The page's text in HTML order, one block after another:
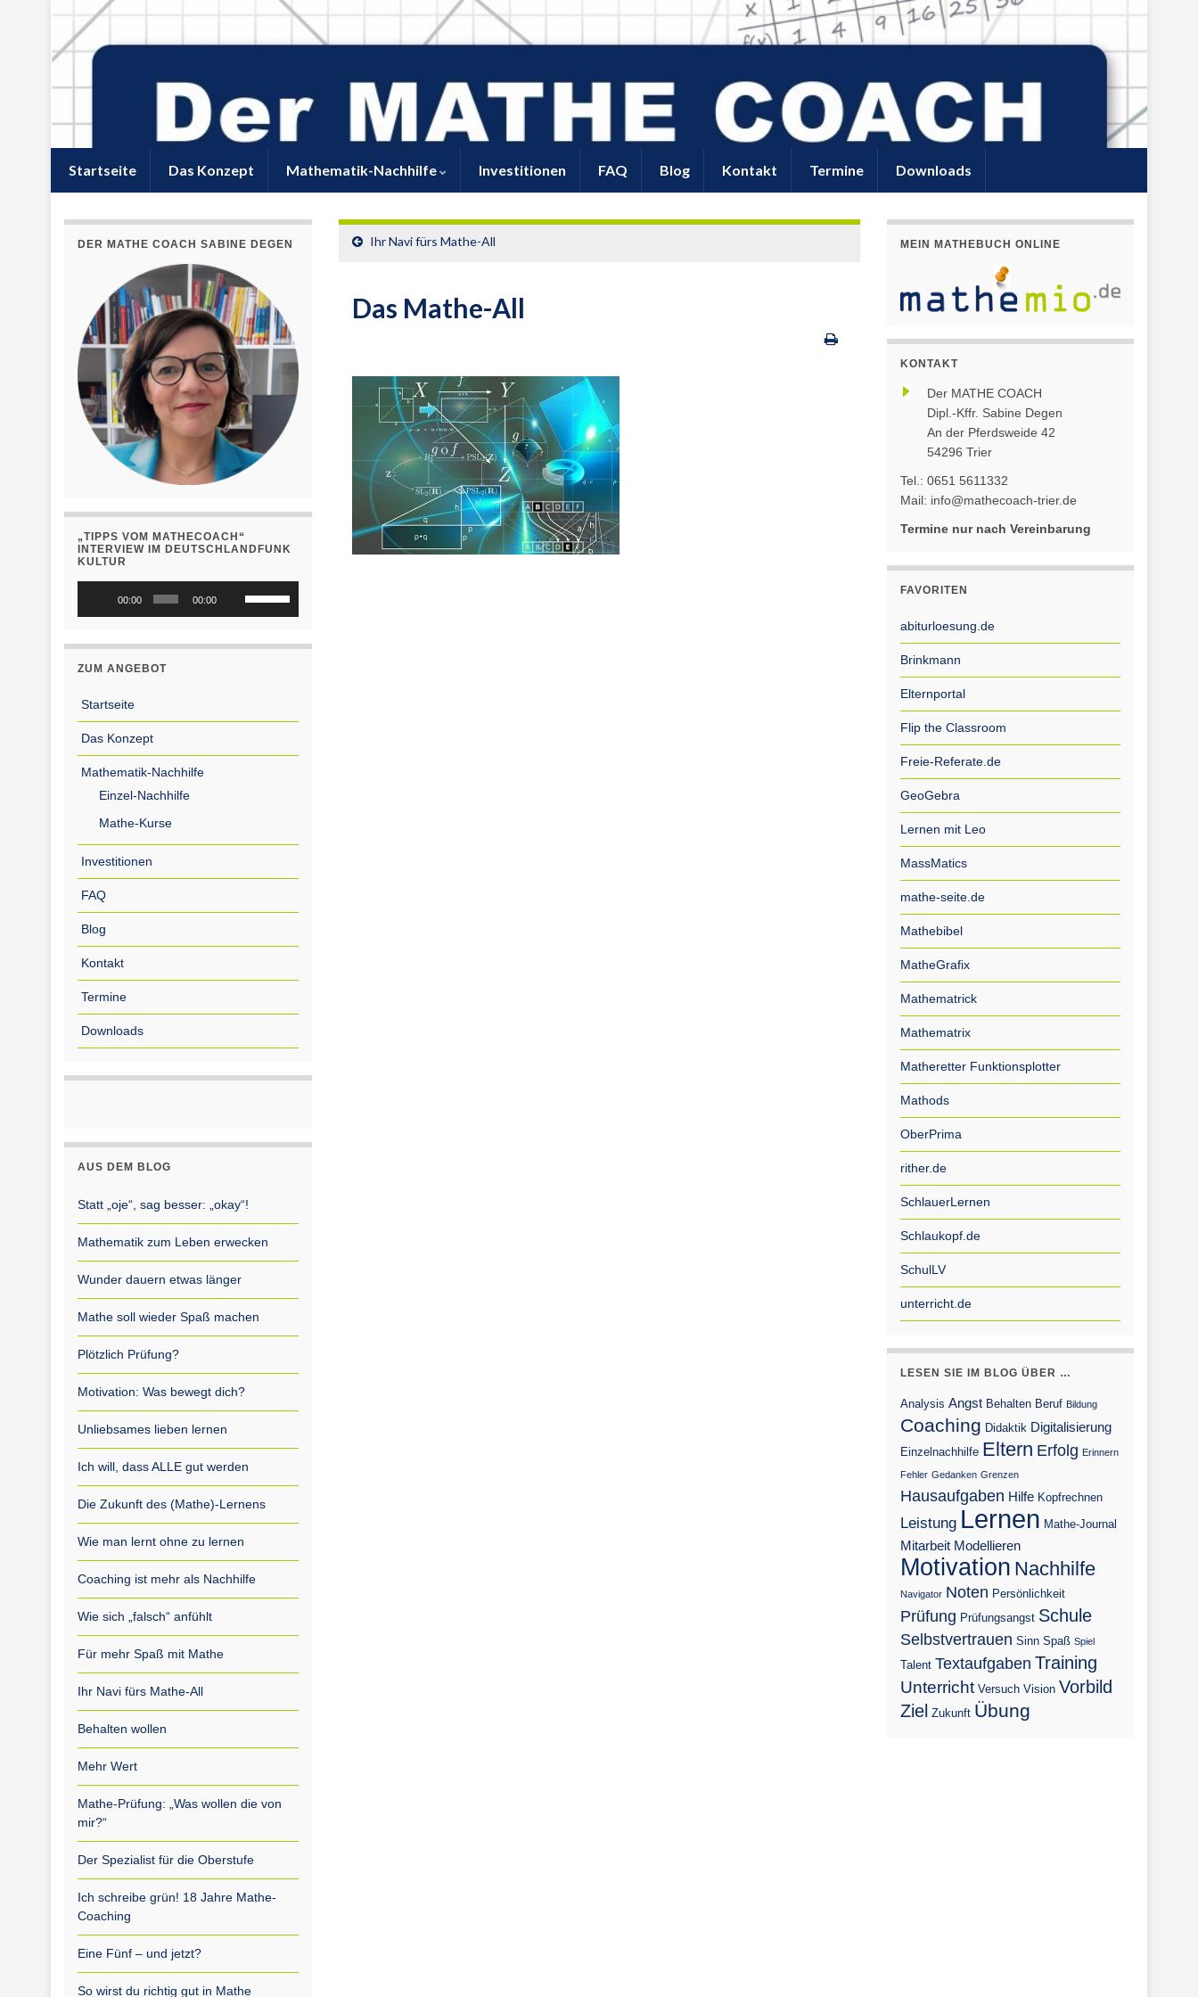
Startseite Das Konzept Mathematik-Nachhilfe Investitionen FAQ Blog Kontakt Termine Downloads
Ihr Navi fürs Mathe-All
Das Mathe-All
DER MATHE COACH SABINE DEGEN
„TIPPS VOM MATHECOACH“
INTERVIEW IM DEUTSCHLANDFUNK
KULTUR
00:00 00:00
zu
ZUM ANGEBOT
Startseite
Das Konzept
Mathematik-Nachhilfe
Einzel-Nachhilfe
Mathe-Kurse
Investitionen
FAQ
Blog
Kontakt
Termine
Downloads
AUS DEM BLOG
Statt „oje“, sag besser: „okay“!
Mathematik zum Leben erwecken
Wunder dauern etwas länger
Mathe soll wieder Spaß machen
Plötzlich Prüfung?
Motivation: Was bewegt dich?
Unliebsames lieben lernen
Ich will, dass ALLE gut werden
Die Zukunft des (Mathe)-Lernens
Wie man lernt ohne zu lernen
Coaching ist mehr als Nachhilfe
Wie sich „falsch“ anfühlt
Für mehr Spaß mit Mathe
Ihr Navi fürs Mathe-All
Behalten wollen
Mehr Wert
Mathe-Prüfung: „Was wollen die von
mir?“
Der Spezialist für die Oberstufe
Ich schreibe grün! 18 Jahre Mathe-
Coaching
Eine Fünf – und jetzt?
So wirst du richtig gut in Mathe
MEIN MATHEBUCH ONLINE
KONTAKT
Der MATHE COACH
Dipl.-Kffr. Sabine Degen
An der Pferdsweide 42
54296 Trier
Tel.: 0651 5611332
Mail: info@mathecoach-trier.de
Termine nur nach Vereinbarung
FAVORITEN
abiturloesung.de
Brinkmann
Elternportal
Flip the Classroom
Freie-Referate.de
GeoGebra
Lernen mit Leo
MassMatics
mathe-seite.de
Mathebibel
MatheGrafix
Mathematrick
Mathematrix
Matheretter Funktionsplotter
Mathods
OberPrima
rither.de
SchlauerLernen
Schlaukopf.de
SchulLV
unterricht.de
LESEN SIE IM BLOG ÜBER …
Analysis Angst Behalten Beruf Bildung
Coaching Didaktik Digitalisierung
Einzelnachhilfe Eltern Erfolg Erinnern
Fehler Gedanken Grenzen
Hausaufgaben Hilfe Kopfrechnen
Leistung Lernen Mathe-Journal
Mitarbeit Modellieren
Motivation Nachhilfe
Navigator Noten Persönlichkeit
Prüfung Prüfungsangst Schule
Selbstvertrauen Sinn Spaß Spiel
Talent Textaufgaben Training
Unterricht Versuch Vision Vorbild
Ziel Zukunft Übung